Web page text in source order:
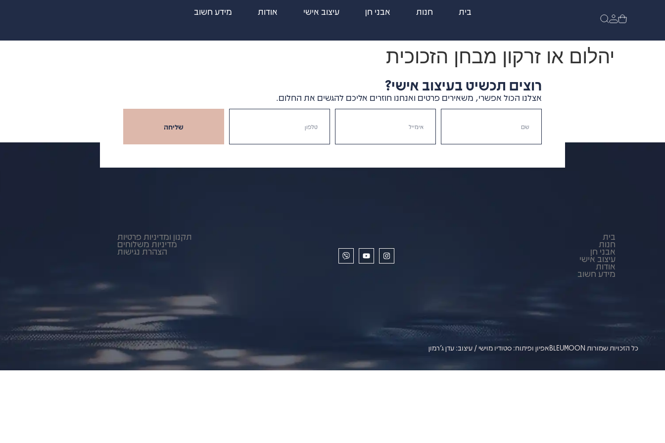
בית חנות אבני חן עיצוב אישי אודות מידע חשוב
יהלום או זרקון מבחן הזכוכית
רוצים תכשיט בעיצוב אישי?
אצלנו הכול אפשרי, משאירים פרטים ואנחנו חוזרים אליכם להגשים את החלום.
שליחה
בית
חנות
אבני חן
עיצוב אישי
אודות
מידע חשוב
תקנון ומדיניות פרטיות
מדיניות משלוחים
הצהרת נגישות
כל הזכויות שמורות BLEUMOON אפיון ופיתוח: סטודיו מוישי / עיצוב: עדן ג'רמון